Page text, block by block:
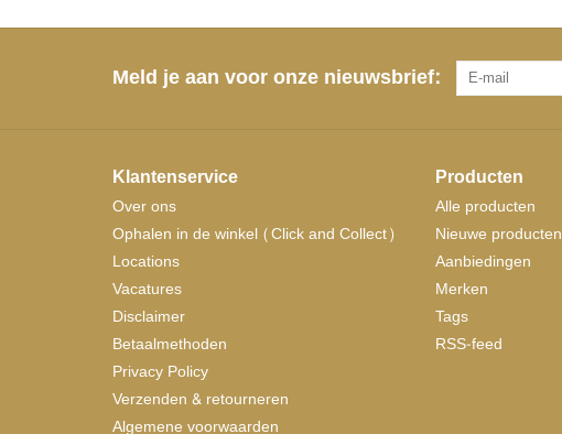
Meld je aan voor onze nieuwsbrief:
Klantenservice
Over ons
Ophalen in de winkel (Click and Collect)
Locations
Vacatures
Disclaimer
Betaalmethoden
Privacy Policy
Verzenden & retourneren
Algemene voorwaarden
Producten
Alle producten
Nieuwe producten
Aanbiedingen
Merken
Tags
RSS-feed